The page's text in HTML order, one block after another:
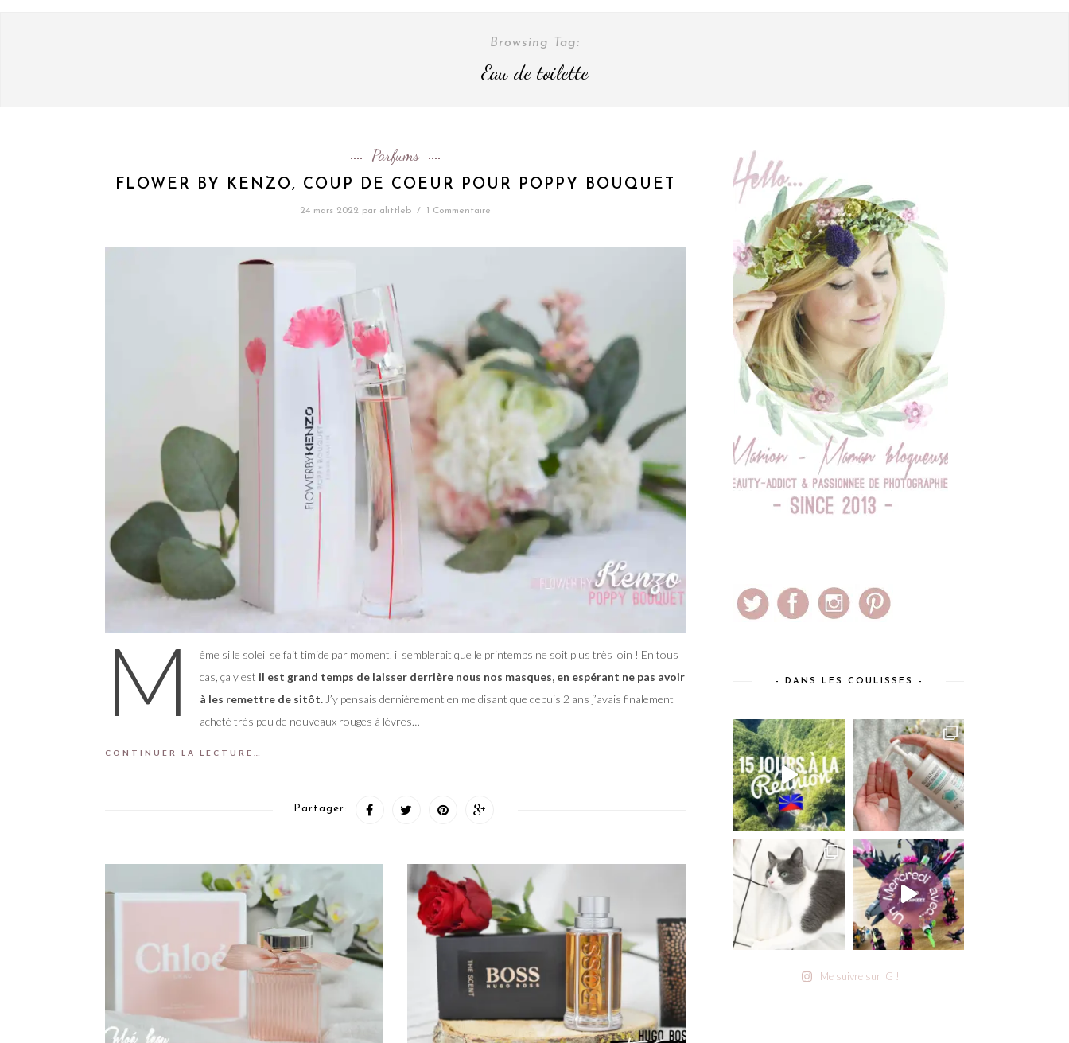
Browsing Tag:
Eau de toilette
Parfums
FLOWER BY KENZO, COUP DE COEUR POUR POPPY BOUQUET
24 mars 2022 par alittleb / 1 Commentaire
M
ême si le soleil se fait timide par moment, il semblerait que le printemps ne soit plus très loin ! En tous
cas, ça y est il est grand temps de laisser derrière nous nos masques, en espérant ne pas avoir
à les remettre de sitôt. J’y pensais dernièrement en me disant que depuis 2 ans j’avais finalement
acheté très peu de nouveaux rouges à lèvres…
CONTINUER LA LECTURE…
Partager:
– DANS LES COULISSES –
Me suivre sur IG !